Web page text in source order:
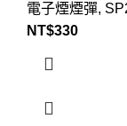
電子煙煙彈,
NT$330